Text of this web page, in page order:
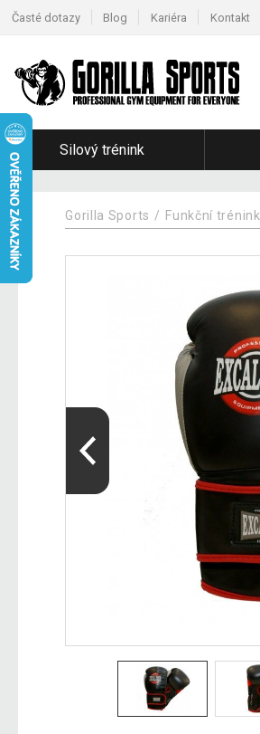
Časté dotazy Blog Kariéra Kontakt
Silový trénink
Gorilla Sports Funkční trénink